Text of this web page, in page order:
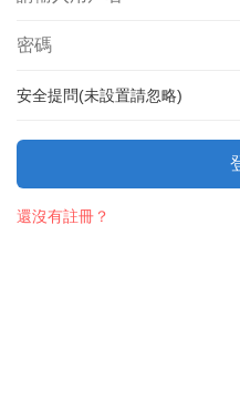
安全提問(未設置請忽略)
還沒有註冊？